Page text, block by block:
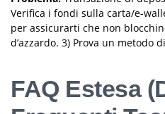
Verifica i fondi sulla carta/e-
per assicurarti che non
d’azzardo. 3) Prova un metodo
FAQ Estesa